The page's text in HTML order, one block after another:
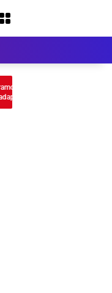
Anung Dorong Guru PAUD
AI